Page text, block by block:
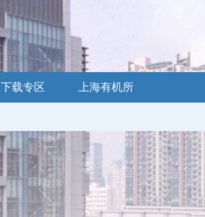
下载专区 上海有机所